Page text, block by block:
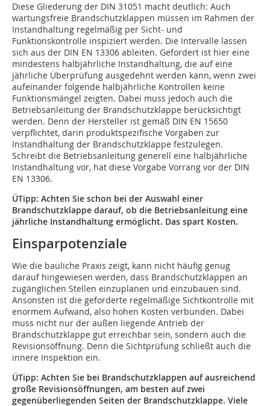
Diese Gliederung der DIN 31051 macht deutlich: Auch
wartungsfreie Brandschutzklappen müssen im Rahmen der
Instandhaltung regelmäßig per Sicht- und
Funktionskontrolle inspiziert werden. Die Intervalle lassen
sich aus der DIN EN 13306 ableiten. Gefordert ist hier eine
mindestens halbjährliche Instandhaltung, die auf eine
jährliche Überprüfung ausgedehnt werden kann, wenn zwei
aufeinander folgende halbjährliche Kontrollen keine
Funktionsmängel zeigten. Dabei muss jedoch auch die
Betriebsanleitung der Brandschutzklappe berücksichtigt
werden. Denn der Hersteller ist gemäß DIN EN 15650
verpflichtet, darin produktspezifische Vorgaben zur
Instandhaltung der Brandschutzklappe festzulegen.
Schreibt die Betriebsanleitung generell eine halbjährliche
Instandhaltung vor, hat diese Vorgabe Vorrang vor der DIN
EN 13306.
ÜTipp: Achten Sie schon bei der Auswahl einer
Brandschutzklappe darauf, ob die Betriebsanleitung eine
jährliche Instandhaltung ermöglicht. Das spart Kosten.
Einsparpotenziale
Wie die bauliche Praxis zeigt, kann nicht häufig genug
darauf hingewiesen werden, dass Brandschutzklappen an
zugänglichen Stellen einzuplanen und einzubauen sind.
Ansonsten ist die geforderte regelmäßige Sichtkontrolle mit
enormem Aufwand, also hohen Kosten verbunden. Dabei
muss nicht nur der außen liegende Antrieb der
Brandschutzklappe gut erreichbar sein, sondern auch die
Revisionsöffnung. Denn die Sichtprüfung schließt auch die
innere Inspektion ein.
ÜTipp: Achten Sie bei Brandschutzklappen auf ausreichend
große Revisionsöffnungen, am besten auf zwei
gegenüberliegenden Seiten der Brandschutzklappe. Viele